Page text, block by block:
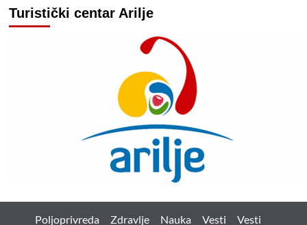
Turistički centar Arilje
Poljoprivreda Zdravlje Nauka Vesti Vesti